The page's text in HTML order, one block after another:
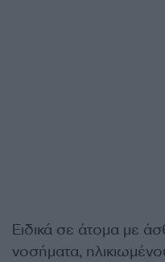
Ειδικά σε άτομα με
νοσήματα,